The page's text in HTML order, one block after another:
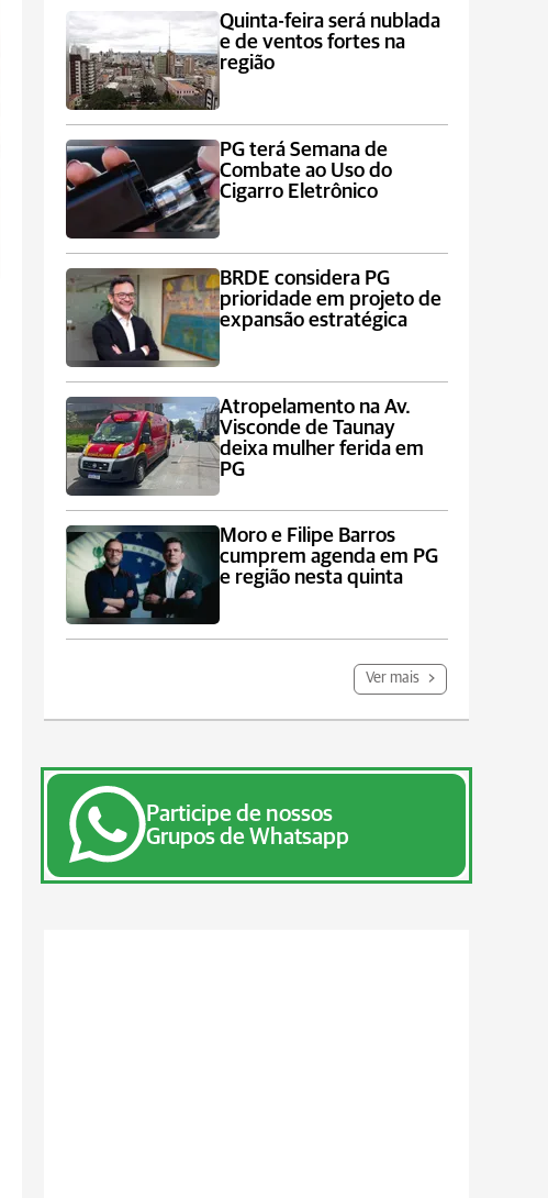
Quinta-feira será nublada
e de ventos fortes na
região
PG terá Semana de
Combate ao Uso do
Cigarro Eletrônico
BRDE considera PG
prioridade em projeto de
expansão estratégica
Atropelamento na Av.
Visconde de Taunay
deixa mulher ferida em
PG
Moro e Filipe Barros
cumprem agenda em PG
e região nesta quinta
Ver mais
Participe de nossos
Grupos de Whatsapp